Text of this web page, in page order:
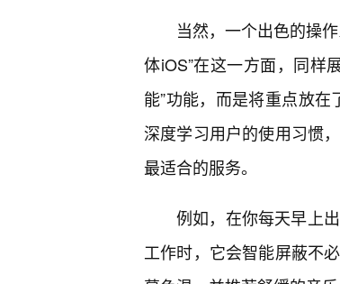
当然，一个出色的操
体iOS”在这一方面，同样
能”功能，而是将重点放在
深度学习用户的使用习惯
最适合的服务。
例如，在你每天早上
工作时，它会智能屏蔽不